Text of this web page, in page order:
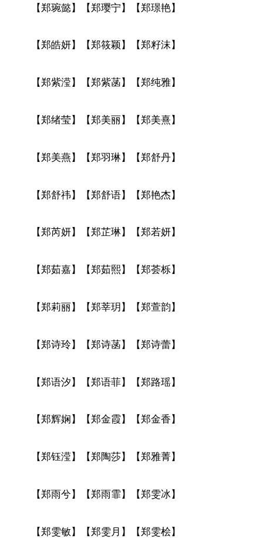
【郑琬懿】【郑璎宁】【郑璟艳】
【郑皓妍】【郑筱颖】【郑籽沫】
【郑紫滢】【郑紫菡】【郑纯雅】
【郑绪莹】【郑美丽】【郑美熹】
【郑美燕】【郑羽琳】【郑舒丹】
【郑舒祎】【郑舒语】【郑艳杰】
【郑芮妍】【郑芷琳】【郑若妍】
【郑茹嘉】【郑茹熙】【郑荟栎】
【郑莉丽】【郑莘玥】【郑萱韵】
【郑诗玲】【郑诗菡】【郑诗蕾】
【郑语汐】【郑语菲】【郑路瑶】
【郑辉娴】【郑金霞】【郑金香】
【郑钰滢】【郑陶莎】【郑雅菁】
【郑雨兮】【郑雨霏】【郑雯冰】
【郑雯敏】【郑雯月】【郑雯桧】